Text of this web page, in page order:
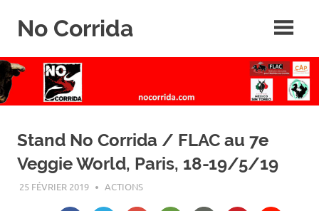
No Corrida
de
la
corrida
Stand No Corrida / FLAC au 7e
Veggie World, Paris, 18-19/5/19
25 FÉVRIER 2019 ROGER LAHANA
ACTIONS